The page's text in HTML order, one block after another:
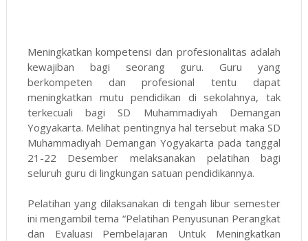
Meningkatkan kompetensi dan profesionalitas adalah
kewajiban bagi seorang guru. Guru yang
berkompeten dan profesional tentu dapat
meningkatkan mutu pendidikan di sekolahnya, tak
terkecuali bagi SD Muhammadiyah Demangan
Yogyakarta. Melihat pentingnya hal tersebut maka SD
Muhammadiyah Demangan Yogyakarta pada tanggal
21-22 Desember melaksanakan pelatihan bagi
seluruh guru di lingkungan satuan pendidikannya.
Pelatihan yang dilaksanakan di tengah libur semester
ini mengambil tema “Pelatihan Penyusunan Perangkat
dan Evaluasi Pembelajaran Untuk Meningkatkan